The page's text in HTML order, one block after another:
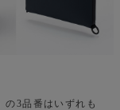
3品番はいずれも